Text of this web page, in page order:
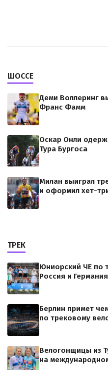
ШОССЕ
Деми Воллеринг
Франс Фамм
Оскар Онли
Тура Бургоса
Милан выиграл
и оформил хет-
ТРЕК
Юниорский ЧЕ по
Россия и
Берлин примет
по трековому
Велогонщицы из
на